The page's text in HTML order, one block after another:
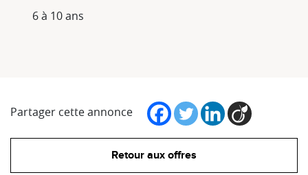
6 à 10 ans
Partager cette annonce
Retour aux offres